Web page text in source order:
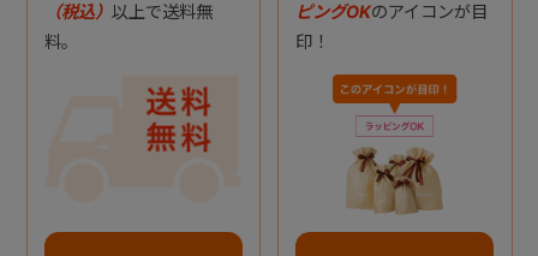
（税込） 以上で送料無
料。
ピングOKのアイコンが目
印！